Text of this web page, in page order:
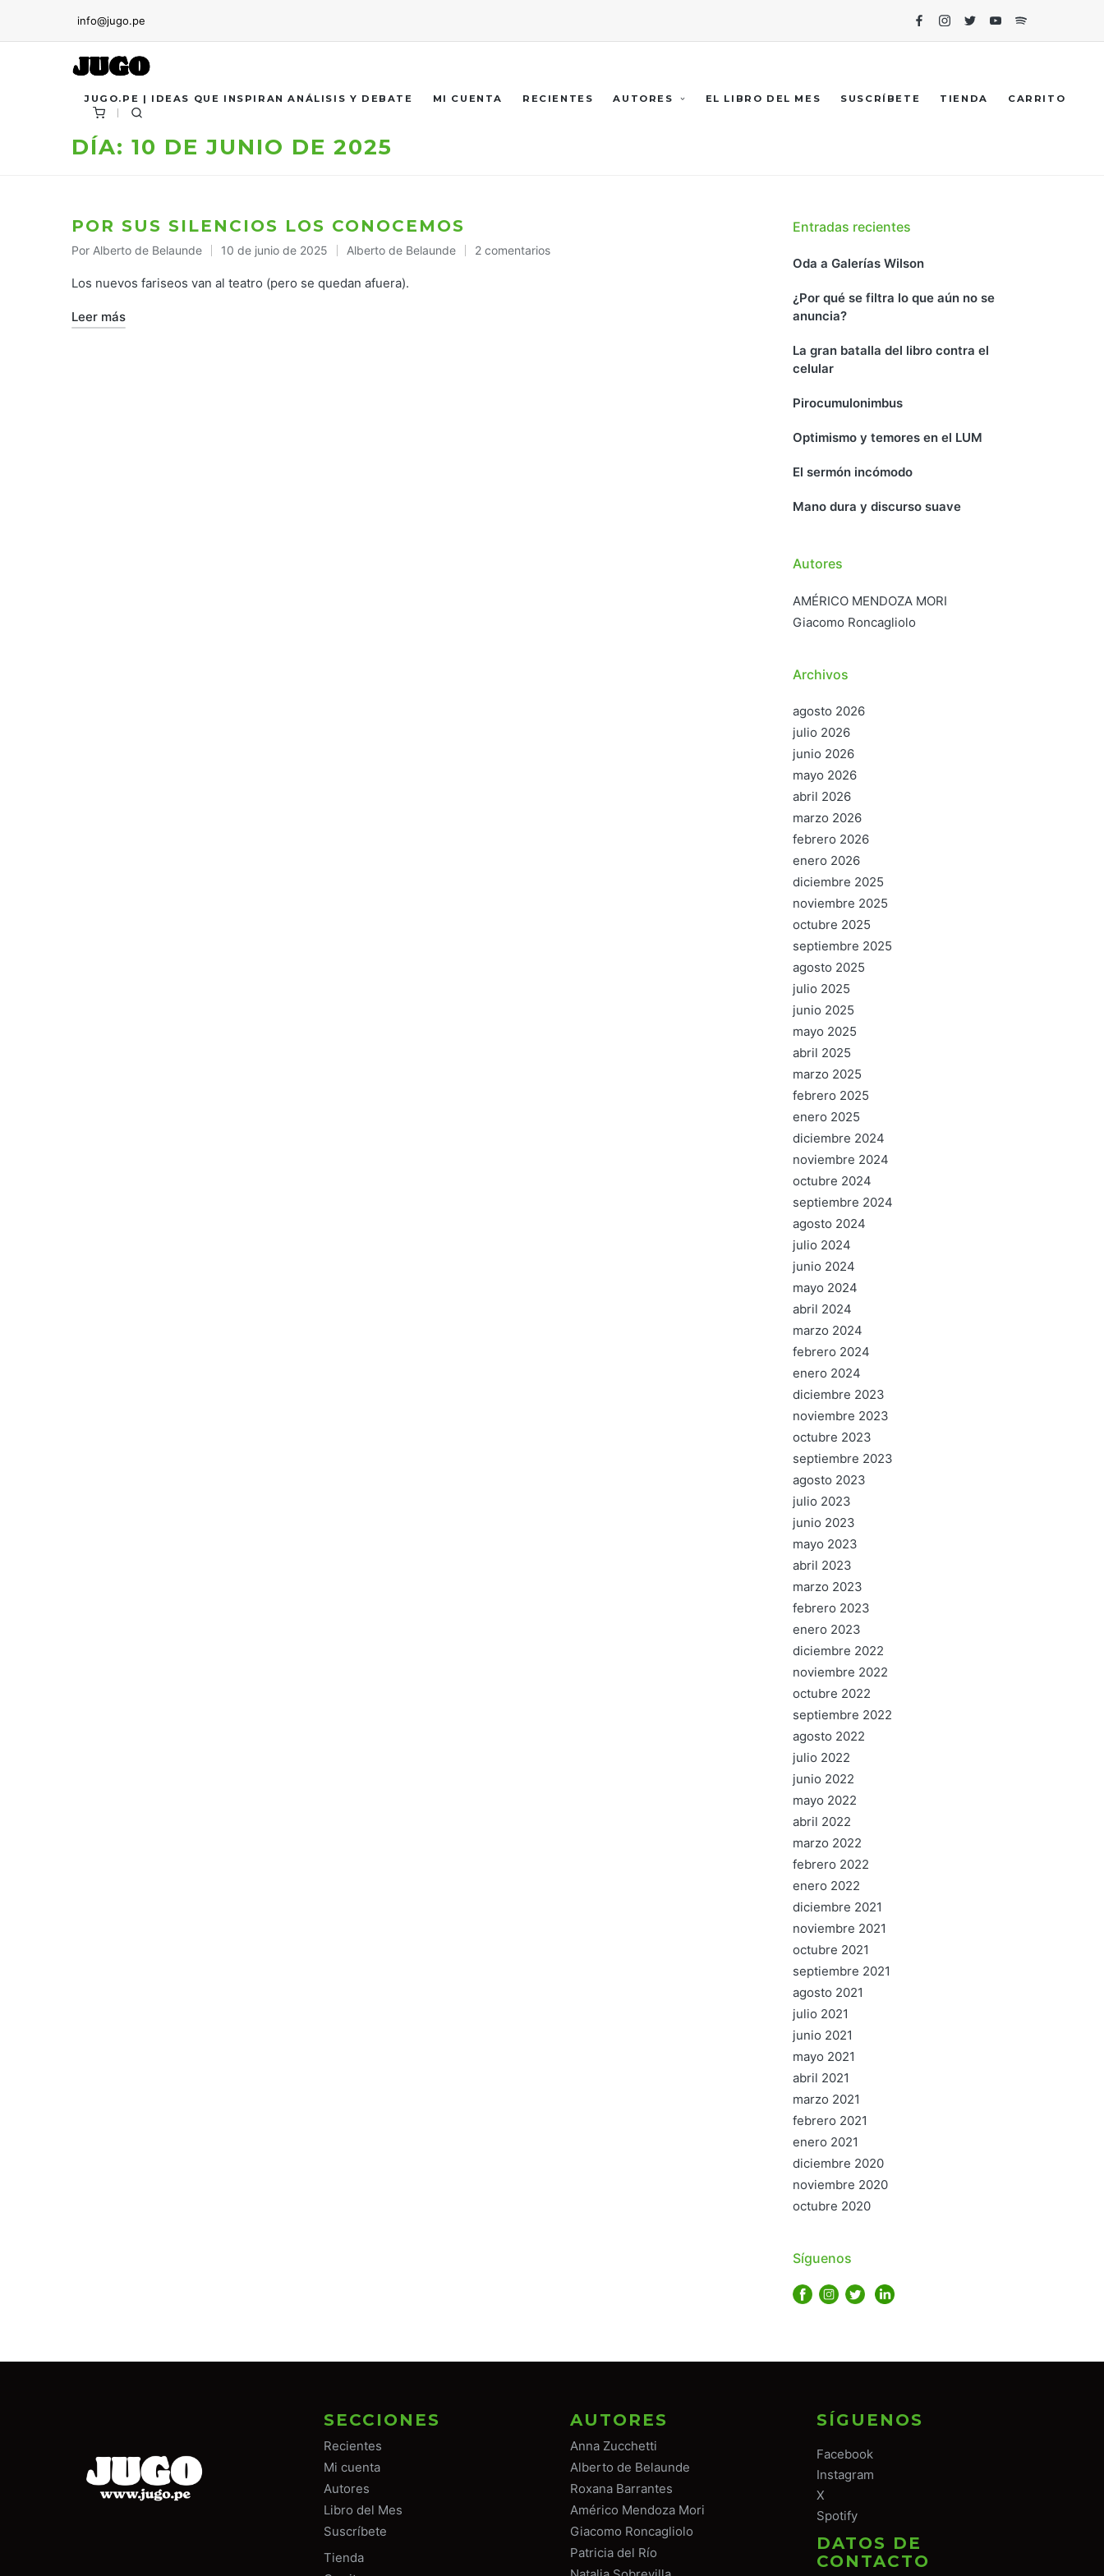
info@jugo.pe
FacebookInstagram
TwitterYoutubeSpotify
JUGO.PE | IDEAS QUE INSPIRAN ANÁLISIS Y DEBATE MI CUENTA RECIENTES AUTORES EL LIBRO DEL MES SUSCRÍBETE TIENDA CARRITO
DÍA: 10 DE JUNIO DE 2025
POR SUS SILENCIOS LOS CONOCEMOS
Publicado
por
Por Alberto de Belaunde 10 de junio de 2025
Publicado
en
Alberto de Belaunde 2 comentarios
Los nuevos fariseos van al teatro (pero se quedan afuera).
Leer más
Entradas recientes
Oda a Galerías Wilson
¿Por qué se filtra lo que aún no se
anuncia?
La gran batalla del libro contra el
celular
Pirocumulonimbus
Optimismo y temores en el LUM
El sermón incómodo
Mano dura y discurso suave
Autores
AMÉRICO MENDOZA MORI
Giacomo Roncagliolo
Archivos
agosto 2026
julio 2026
junio 2026
mayo 2026
abril 2026
marzo 2026
febrero 2026
enero 2026
diciembre 2025
noviembre 2025
octubre 2025
septiembre 2025
agosto 2025
julio 2025
junio 2025
mayo 2025
abril 2025
marzo 2025
febrero 2025
enero 2025
diciembre 2024
noviembre 2024
octubre 2024
septiembre 2024
agosto 2024
julio 2024
junio 2024
mayo 2024
abril 2024
marzo 2024
febrero 2024
enero 2024
diciembre 2023
noviembre 2023
octubre 2023
septiembre 2023
agosto 2023
julio 2023
junio 2023
mayo 2023
abril 2023
marzo 2023
febrero 2023
enero 2023
diciembre 2022
noviembre 2022
octubre 2022
septiembre 2022
agosto 2022
julio 2022
junio 2022
mayo 2022
abril 2022
marzo 2022
febrero 2022
enero 2022
diciembre 2021
noviembre 2021
octubre 2021
septiembre 2021
agosto 2021
julio 2021
junio 2021
mayo 2021
abril 2021
marzo 2021
febrero 2021
enero 2021
diciembre 2020
noviembre 2020
octubre 2020
Síguenos
SECCIONES
Recientes
Mi cuenta
Autores
Libro del Mes
Suscríbete
Tienda
AUTORES
Anna Zucchetti
Alberto de Belaunde
Roxana Barrantes
Américo Mendoza Mori
Giacomo Roncagliolo
Patricia del Río
SÍGUENOS
Facebook
Instagram
X
Spotify
DATOS DE
CONTACTO